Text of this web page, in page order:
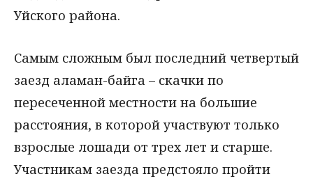
Уйского района.
Самым сложным был последний четвертый
заезд аламан-байга – скачки по
пересеченной местности на большие
расстояния, в которой участвуют только
взрослые лошади от трех лет и старше.
Участникам заезда предстояло пройти